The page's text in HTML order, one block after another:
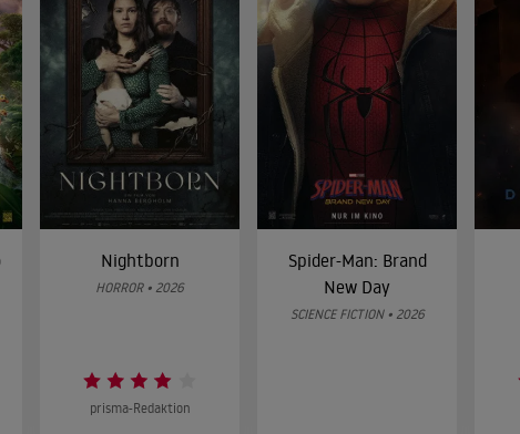
Nightborn
HORROR • 2026
prisma-Redaktion
Spider-Man: Brand
New Day
SCIENCE FICTION • 2026